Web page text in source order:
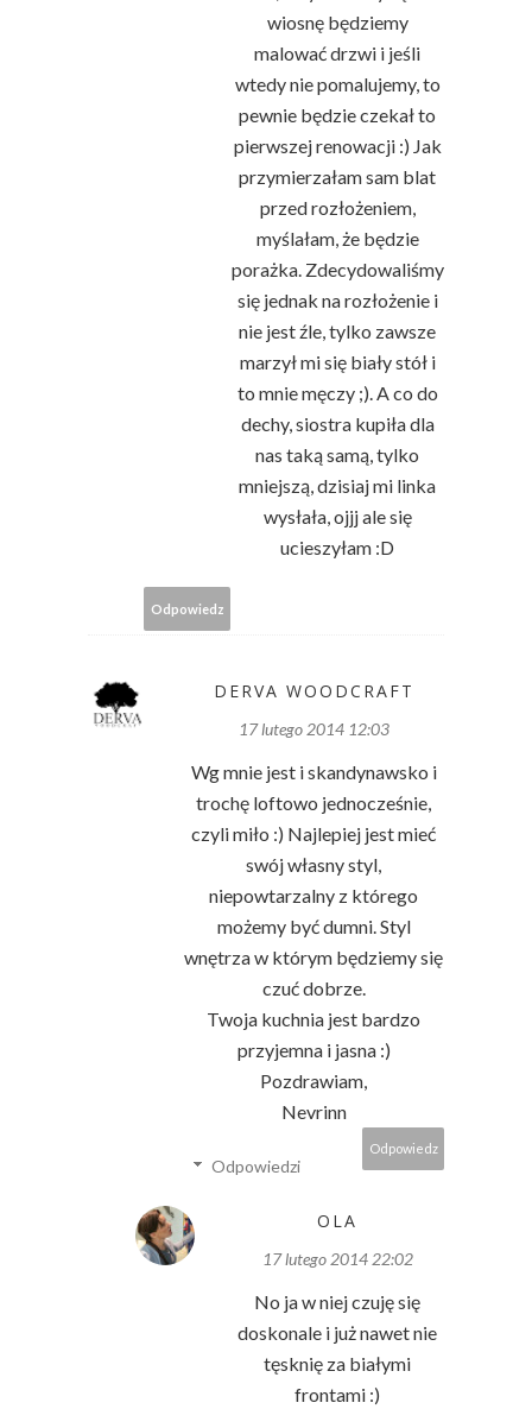
wiosnę będziemy
malować drzwi i jeśli
wtedy nie pomalujemy, to
pewnie będzie czekał to
pierwszej renowacji :) Jak
przymierzałam sam blat
przed rozłożeniem,
myślałam, że będzie
porażka. Zdecydowaliśmy
się jednak na rozłożenie i
nie jest źle, tylko zawsze
marzył mi się biały stół i
to mnie męczy ;). A co do
dechy, siostra kupiła dla
nas taką samą, tylko
mniejszą, dzisiaj mi linka
wysłała, ojjj ale się
ucieszyłam :D
Odpowiedz
DERVA WOODCRAFT
17 lutego 2014 12:03
Wg mnie jest i skandynawsko i
trochę loftowo jednocześnie,
czyli miło :) Najlepiej jest mieć
swój własny styl,
niepowtarzalny z którego
możemy być dumni. Styl
wnętrza w którym będziemy się
czuć dobrze.
Twoja kuchnia jest bardzo
przyjemna i jasna :)
Pozdrawiam,
Nevrinn
Odpowiedz
Odpowiedzi
OLA
17 lutego 2014 22:02
No ja w niej czuję się
doskonale i już nawet nie
tęsknię za białymi
frontami :)